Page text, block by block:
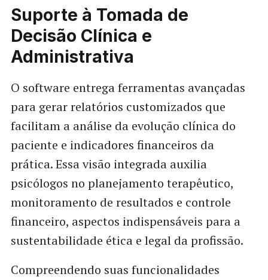
Suporte à Tomada de
Decisão Clínica e
Administrativa
O software entrega ferramentas avançadas
para gerar relatórios customizados que
facilitam a análise da evolução clínica do
paciente e indicadores financeiros da
prática. Essa visão integrada auxilia
psicólogos no planejamento terapêutico,
monitoramento de resultados e controle
financeiro, aspectos indispensáveis para a
sustentabilidade ética e legal da profissão.
Compreendendo suas funcionalidades